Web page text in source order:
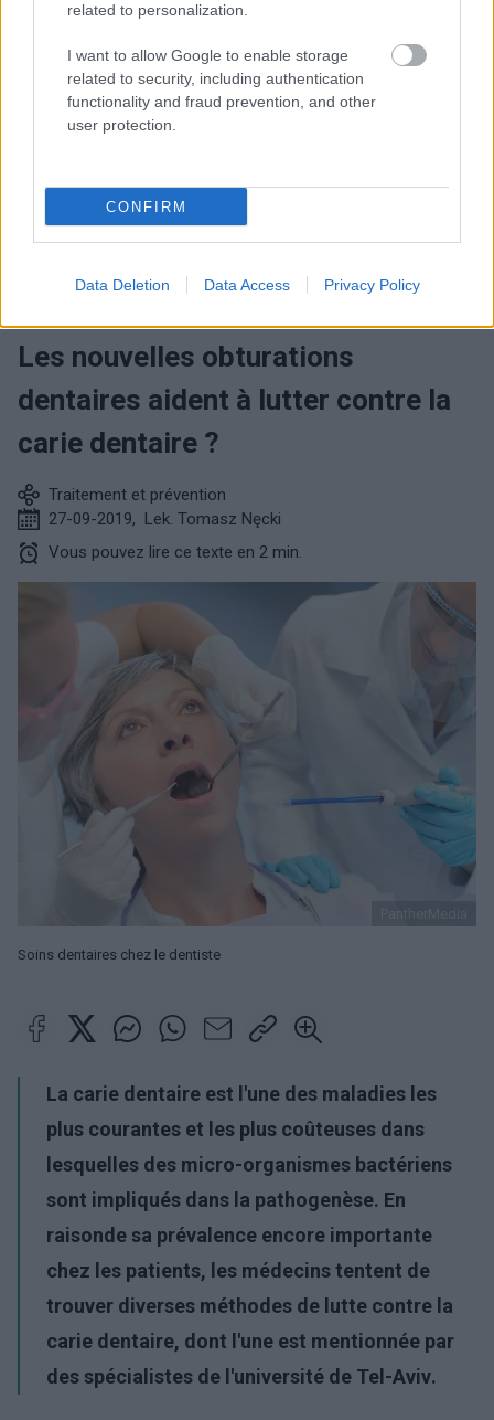
related to personalization.
I want to allow Google to enable storage
related to security, including authentication
functionality and fraud prevention, and other
user protection.
CONFIRM
Data Deletion Data Access Privacy Policy
TRAITEMENT ET PRÉVENTION
Les nouvelles obturations
dentaires aident à lutter contre la
carie dentaire ?
Traitement et prévention
27-09-2019, Lek. Tomasz Nęcki
Vous pouvez lire ce texte en 2 min.
Soins dentaires chez le dentiste
La carie dentaire est l'une des maladies les
plus courantes et les plus coûteuses dans
lesquelles des micro-organismes bactériens
sont impliqués dans la pathogenèse. En
raisonde sa prévalence encore importante
chez les patients, les médecins tentent de
trouver diverses méthodes de lutte contre la
carie dentaire, dont l'une est mentionnée par
des spécialistes de l'université de Tel-Aviv.